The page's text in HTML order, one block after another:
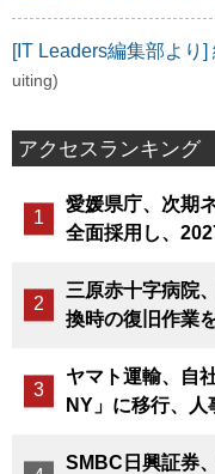
[IT Leaders編集部より
uiting)
アクセスランキング
愛媛県庁、次期
全面採用し、
三原赤十字病院
換時の復旧作業
ヤマト運輸、自
NY」に移行、
SMBC日興証券